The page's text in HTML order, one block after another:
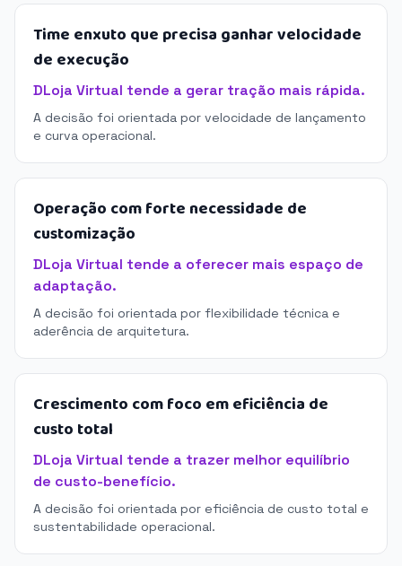
Time enxuto que precisa ganhar velocidade
de execução
DLoja Virtual tende a gerar tração mais rápida.
A decisão foi orientada por velocidade de lançamento
e curva operacional.
Operação com forte necessidade de
customização
DLoja Virtual tende a oferecer mais espaço de
adaptação.
A decisão foi orientada por flexibilidade técnica e
aderência de arquitetura.
Crescimento com foco em eficiência de
custo total
DLoja Virtual tende a trazer melhor equilíbrio
de custo-benefício.
A decisão foi orientada por eficiência de custo total e
sustentabilidade operacional.